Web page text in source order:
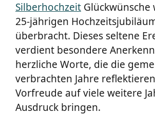
Silberhochzeit Glückwünsche
25-jährigen
überbracht. Dieses seltene
verdient besondere
herzliche Worte, die die
verbrachten Jahre
Vorfreude auf viele weitere
Ausdruck bringen.